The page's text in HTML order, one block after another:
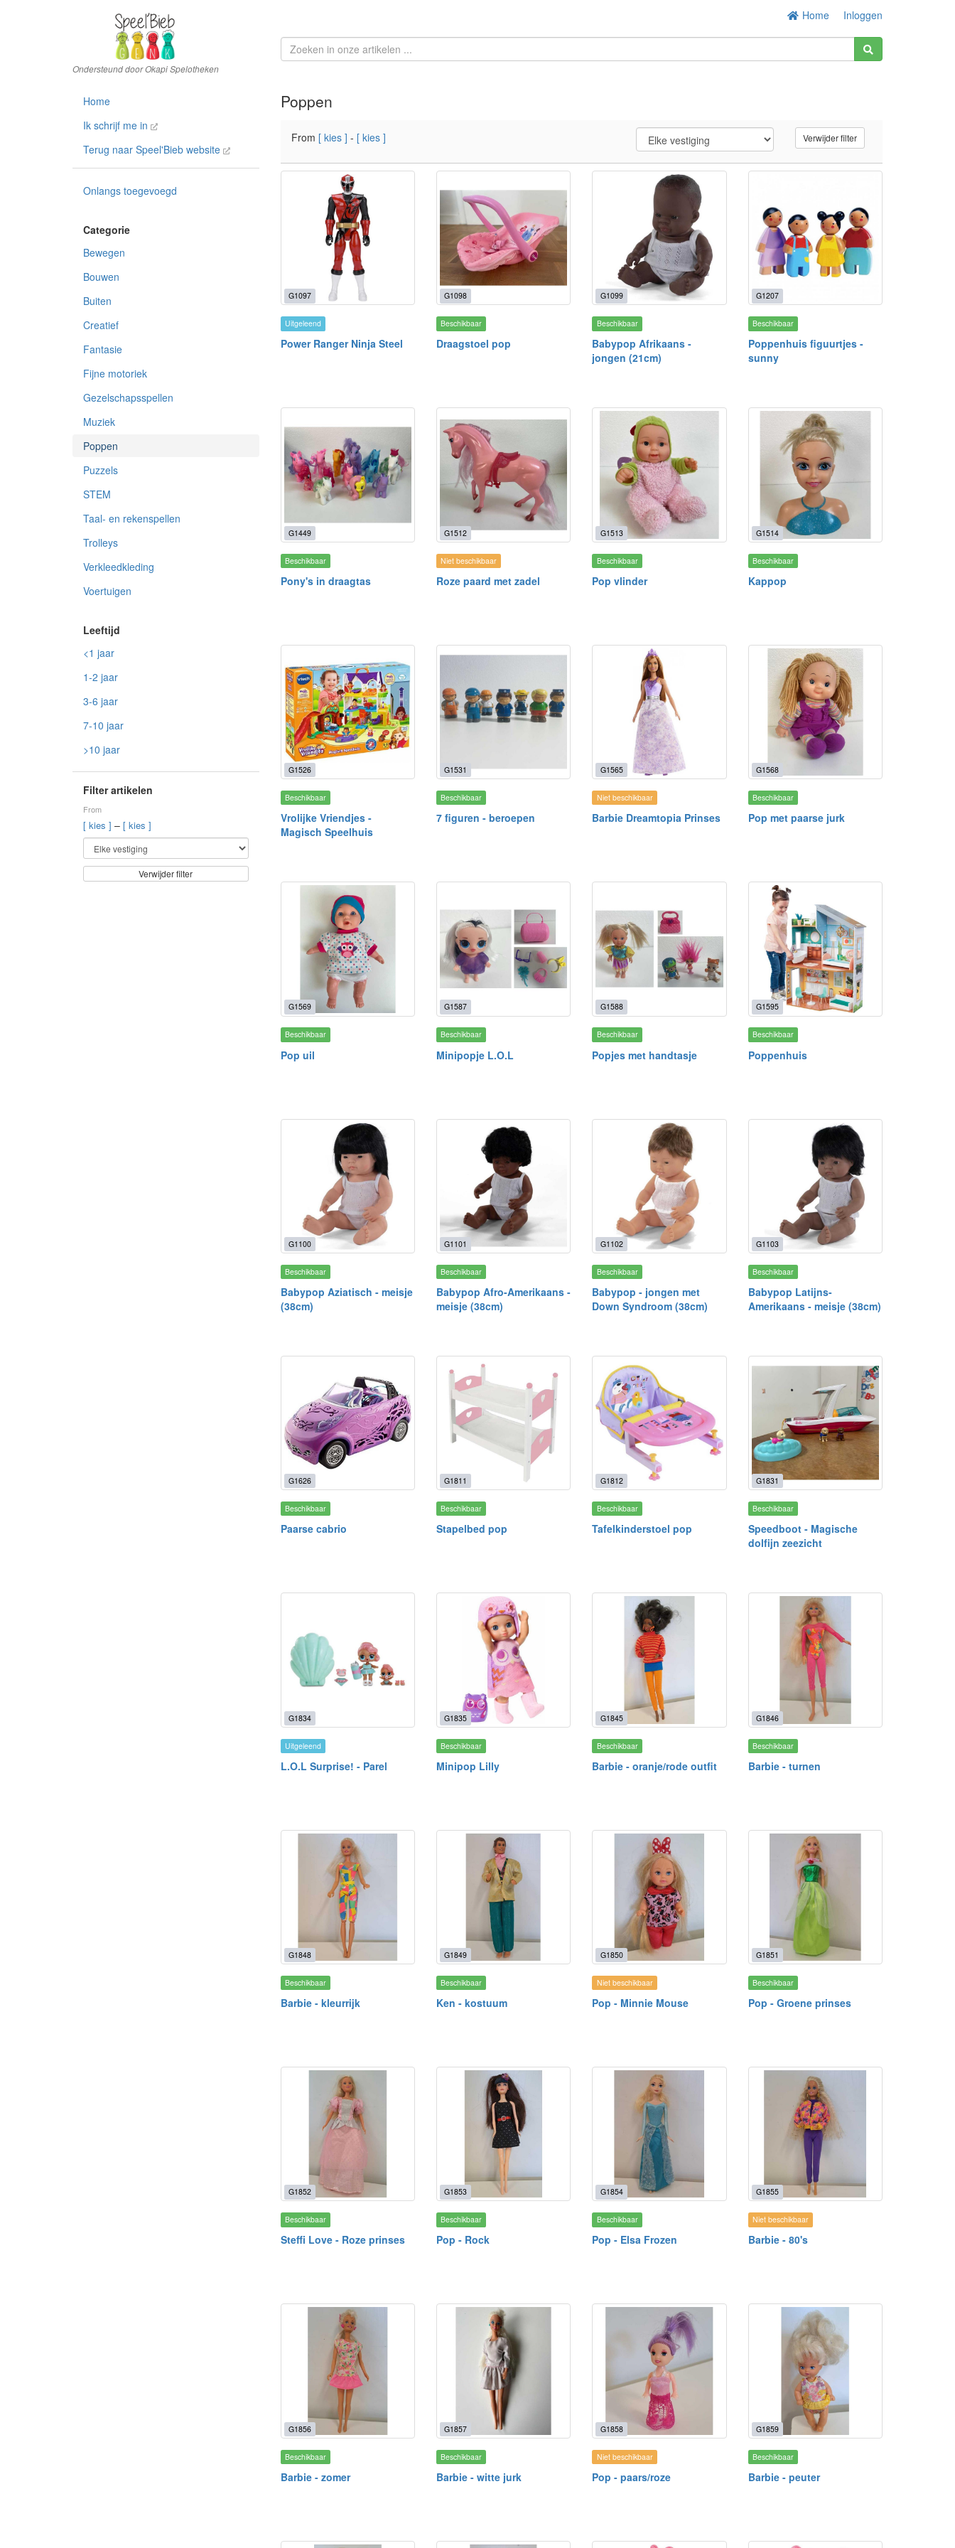
Home Inloggen
Home
Ik schrijf me in
Terug naar Speel'Bieb website
Onlangs toegevoegd
Bewegen
Bouwen
Buiten
Creatief
Fantasie
Fijne motoriek
Gezelschapsspellen
Muziek
Poppen
Puzzels
STEM
Taal- en rekenspellen
Trolleys
Verkleedkleding
Voertuigen
<1 jaar
1-2 jaar
3-6 jaar
7-10 jaar
>10 jaar
Filter artikelen
From
[ kies ] – [ kies ]
Verwijder filter
Poppen
From [ kies ] - [ kies ] Verwijder filter
G1097
Uitgeleend
Power Ranger Ninja Steel
G1098
Beschikbaar
Draagstoel pop
G1099
Beschikbaar
Babypop Afrikaans -
jongen (21cm)
G1207
Beschikbaar
Poppenhuis figuurtjes -
sunny
G1449
Beschikbaar
Pony's in draagtas
G1512
Niet beschikbaar
Roze paard met zadel
G1513
Beschikbaar
Pop vlinder
G1514
Beschikbaar
Kappop
G1526
Beschikbaar
Vrolijke Vriendjes -
Magisch Speelhuis
G1531
Beschikbaar
7 figuren - beroepen
G1565
Niet beschikbaar
Barbie Dreamtopia Prinses
G1568
Beschikbaar
Pop met paarse jurk
G1569
Beschikbaar
Pop uil
G1587
Beschikbaar
Minipopje L.O.L
G1588
Beschikbaar
Popjes met handtasje
G1595
Beschikbaar
Poppenhuis
G1100
Beschikbaar
Babypop Aziatisch - meisje
(38cm)
G1101
Beschikbaar
Babypop Afro-Amerikaans -
meisje (38cm)
G1102
Beschikbaar
Babypop - jongen met
Down Syndroom (38cm)
G1103
Beschikbaar
Babypop Latijns-
Amerikaans - meisje (38cm)
G1626
Beschikbaar
Paarse cabrio
G1811
Beschikbaar
Stapelbed pop
G1812
Beschikbaar
Tafelkinderstoel pop
G1831
Beschikbaar
Speedboot - Magische
dolfijn zeezicht
G1834
Uitgeleend
L.O.L Surprise! - Parel
G1835
Beschikbaar
Minipop Lilly
G1845
Beschikbaar
Barbie - oranje/rode outfit
G1846
Beschikbaar
Barbie - turnen
G1848
Beschikbaar
Barbie - kleurrijk
G1849
Beschikbaar
Ken - kostuum
G1850
Niet beschikbaar
Pop - Minnie Mouse
G1851
Beschikbaar
Pop - Groene prinses
G1852
Beschikbaar
Steffi Love - Roze prinses
G1853
Beschikbaar
Pop - Rock
G1854
Beschikbaar
Pop - Elsa Frozen
G1855
Niet beschikbaar
Barbie - 80's
G1856
Beschikbaar
Barbie - zomer
G1857
Beschikbaar
Barbie - witte jurk
G1858
Niet beschikbaar
Pop - paars/roze
G1859
Beschikbaar
Barbie - peuter